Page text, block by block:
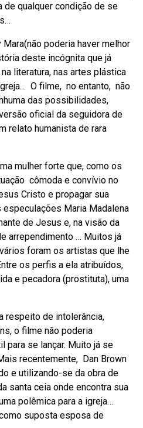
de qualquer condição de se
poderia haver melhor
deste incógnita que já
literatura, nas artes plástica
O filme, no entanto, não
das possibilidades,
oficial da seguidora de
relato humanista de rara
mulher forte que, como os
cômoda e convívio no
Cristo e propagar sua
especulações Maria Madalena
de Jesus e, na visão da
arrependimento … Muitos já
foram os artistas que lhe
os perfis a ela atribuídos,
e pecadora (prostituta), uma
respeito de intolerância,
o filme não poderia
para se lançar. Muito já se
recentemente, Dan Brown
e utilizando-se da obra de
santa ceia onde encontra sua
polêmica para a igreja…
suposta esposa de